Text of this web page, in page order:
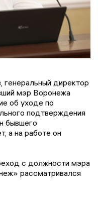
генеральный директор
мэр Воронежа
об уходе по
подтверждения
бывшего
а на работе он
с должности мэра
рассматривался